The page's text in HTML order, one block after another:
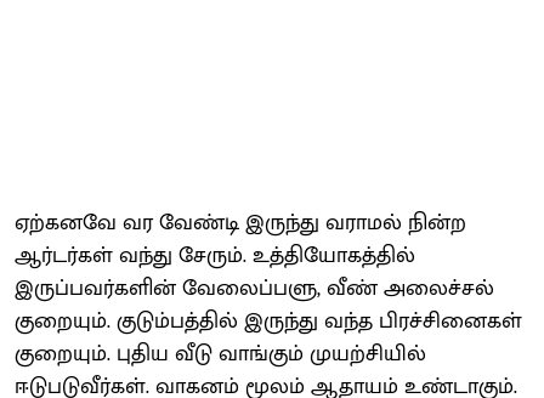
ஏற்கனவே வர வேண்டி இருந்து வராமல் நின்ற
ஆர்டர்கள் வந்து சேரும். உத்தியோகத்தில்
இருப்பவர்களின் வேலைப்பளு, வீண் அலைச்சல்
குறையும். குடும்பத்தில் இருந்து வந்த பிரச்சினைகள்
குறையும். புதிய வீடு வாங்கும் முயற்சியில்
ஈடுபடுவீர்கள். வாகனம் மூலம் ஆதாயம் உண்டாகும்.